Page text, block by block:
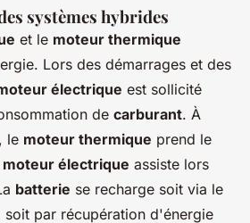
systèmes hybrides
et le moteur thermique
Lors des démarrages et des
électrique est sollicité
de carburant. À
le moteur thermique prend le
moteur électrique assiste lors
batterie se recharge soit via le
soit par récupération d'énergie